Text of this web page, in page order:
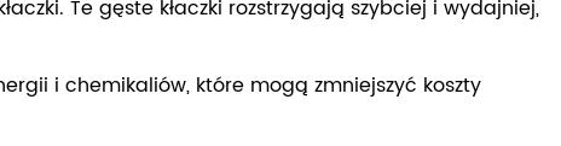
Te gęste kłaczki rozstrzygają szybciej i wydajniej,
i chemikaliów, które mogą zmniejszyć koszty